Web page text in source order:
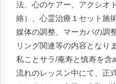
法、心のケアー、アクシオ
絡）、心霊治療１セット施
媒体の調整、マーカバの調
リング関連等の内容となり
私ことサラ/庵寿と慎寿を含
流れのレッスン中にて、正